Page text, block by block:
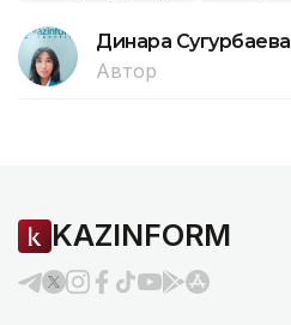
Динара Сугурбаева
Автор
KAZINFORM